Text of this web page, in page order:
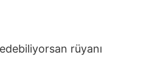
rüyanı